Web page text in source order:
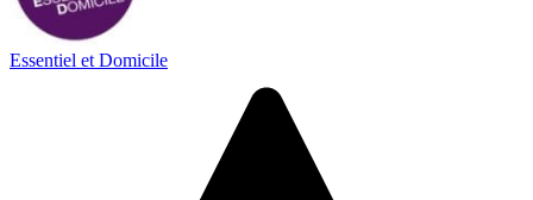
Essentiel et Domicile